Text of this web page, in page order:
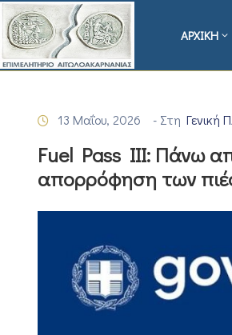
ΑΡΧΙΚΗ
13 Μαΐου, 2026 - Στη Γενική
Fuel Pass III: Πάνω
απορρόφηση των